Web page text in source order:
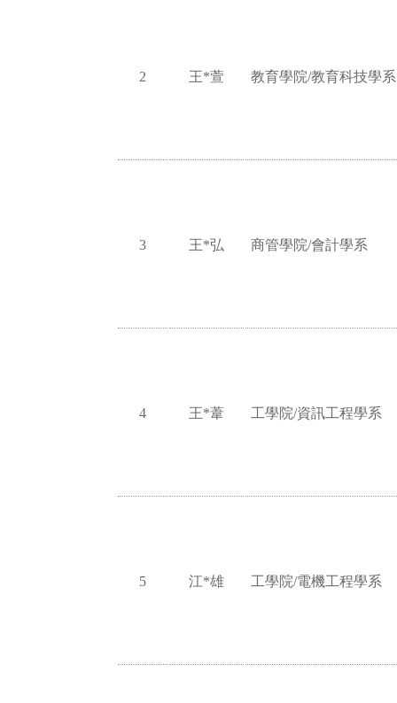
2 王*萱 教育學院/教育科技學系
3 王*弘 商管學院/會計學系
4 王*葦 工學院/資訊工程學系
5 江*雄 工學院/電機工程學系